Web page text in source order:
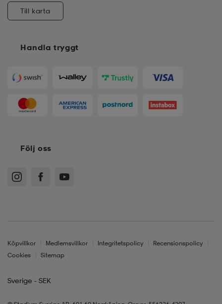
Handla tryggt
Till karta
Följ oss
Köpvillkor Medlemsvillkor Integritetspolicy
Recensionspolicy
Cookies
Sitemap
Sverige - SEK